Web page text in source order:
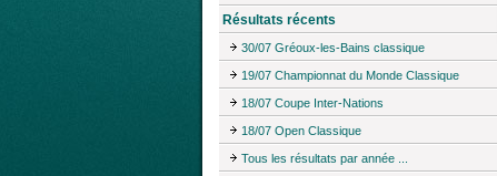
Résultats récents
30/07 Gréoux-les-Bains classique
19/07 Championnat du Monde Classique
18/07 Coupe Inter-Nations
18/07 Open Classique
Tous les résultats par année ...